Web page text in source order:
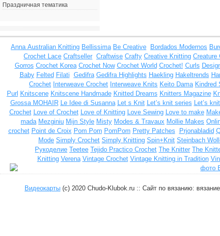
Праздничная тематика
Anna Australian Knitting Bellissima Be Creative Bordados Modernos
Crochet Lace Craftseller Craftwise Crafty Creative Knitting Creature
Gorros Crochet Korea Crochet Now Crochet World Crochet! Curls
Baby Felted Filati Gedifra Gedifra Highlights Haekling Hakeltrends
Crochet Interweave Crochet Interweave Knits Keito Dama Kindred
Purl Knitscene Knitscene Handmade Knitted Dreams Knitters Magazine
Grossa MOHAIR Le Idee di Susanna Let s Knit Let’s knit series Let’s
Crochet Love of Crochet Love of Knitting Love Sewing Love to make
mada Mezginiu Mijn Style Misty Modes & Travaux Mollie Makes
crochet Point de Croix Pom Pom PomPom Pretty Patches Prjonabladid
Mode Simply Crochet Simply Knitting Spin+Knit Steinbach
Рукоделие Teetee Tejido Practico Crochet The Knitter The
Knitting Verena Vintage Crochet Vintage Knitting in Tradition
Видеокарты (c) 2020 Chudo-Klubok.ru :: Сайт по вязанию: